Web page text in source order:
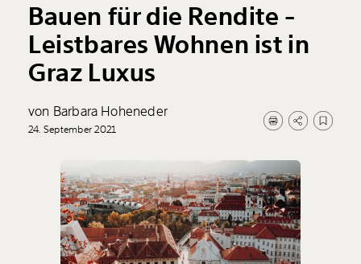
Bauen für die Rendite -
Leistbares Wohnen ist in
Graz Luxus
von Barbara Hoheneder
24. September 2021